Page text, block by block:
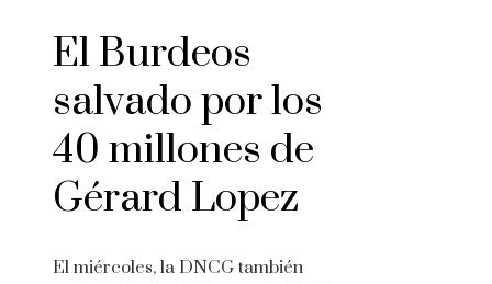
El Burdeos
salvado por los
40 millones de
Gérard Lopez
El miércoles, la DNCG también